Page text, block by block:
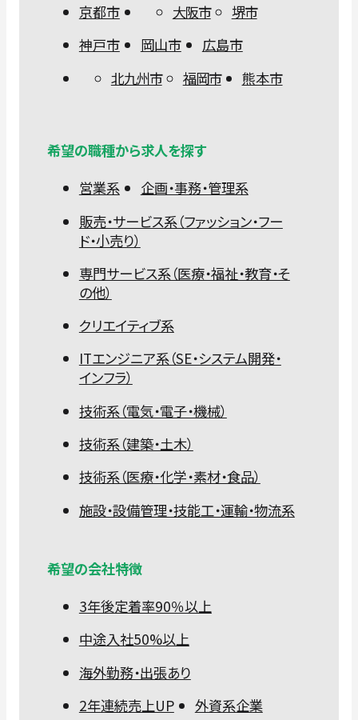
京都市
大阪市
堺市
神戸市
岡山市
広島市
北九州市
福岡市 熊本市
希望の職種から求人を探す
営業系
企画・事務・管理系
販売・サービス系（ファッション・フー
ド・小売り）
専門サービス系（医療・福祉・教育・そ
の他）
クリエイティブ系
ITエンジニア系（SE・システム開発・
インフラ）
技術系（電気・電子・機械）
技術系（建築・土木）
技術系（医療・化学・素材・食品）
施設・設備管理・技能工・運輸・物流系
希望の会社特徴
3年後定着率90％以上
中途入社50%以上
海外勤務・出張あり
2年連続売上UP
外資系企業